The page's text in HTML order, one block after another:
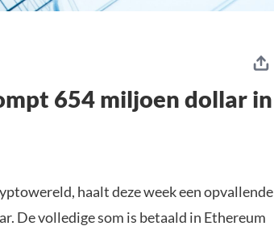
654 miljoen dollar in
haalt deze week een opvallende
De volledige som is betaald in Ethereum